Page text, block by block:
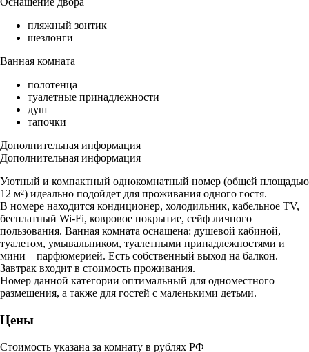
пляжный зонтик
шезлонги
Ванная комната
полотенца
туалетные принадлежности
душ
тапочки
Дополнительная информация
Дополнительная информация
Уютный и компактный однокомнатный номер (общей площадью
12 м²) идеально подойдет для проживания одного гостя.
В номере находится кондиционер, холодильник, кабельное TV,
бесплатный Wi-Fi, ковровое покрытие, сейф личного
пользования. Ванная комната оснащена: душевой кабиной,
туалетом, умывальником, туалетными принадлежностями и
мини – парфюмерией. Есть собственный выход на балкон.
Завтрак входит в стоимость проживания.
Номер данной категории оптимальный для одноместного
размещения, а также для гостей с маленькими детьми.
Цены
Стоимость указана за комнату в рублях РФ